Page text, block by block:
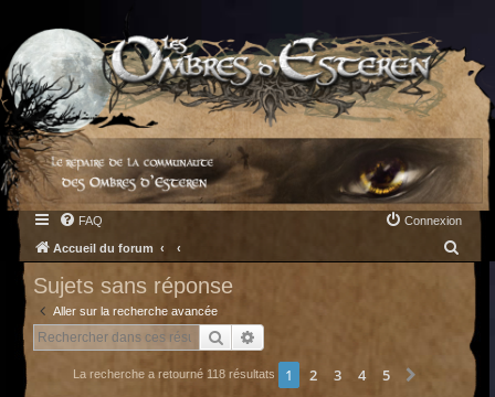
FAQ Connexion
Accueil du forum
Sujets sans réponse
Aller sur la recherche avancée
Rechercher
La recherche a retourné 118 résultats 1 2 3 4 5